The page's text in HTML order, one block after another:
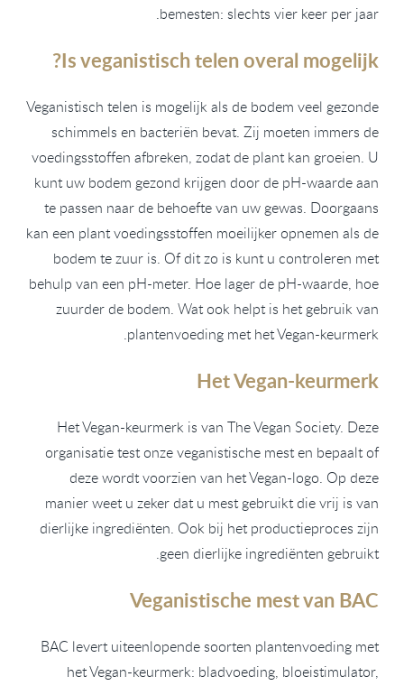
bemesten: slechts vier keer per jaar.
Is veganistisch telen overal mogelijk?
Veganistisch telen is mogelijk als de bodem veel gezonde
schimmels en bacteriën bevat. Zij moeten immers de
voedingsstoffen afbreken, zodat de plant kan groeien. U
kunt uw bodem gezond krijgen door de pH-waarde aan
te passen naar de behoefte van uw gewas. Doorgaans
kan een plant voedingsstoffen moeilijker opnemen als de
bodem te zuur is. Of dit zo is kunt u controleren met
behulp van een pH-meter. Hoe lager de pH-waarde, hoe
zuurder de bodem. Wat ook helpt is het gebruik van
plantenvoeding met het Vegan-keurmerk.
Het Vegan-keurmerk
Het Vegan-keurmerk is van The Vegan Society. Deze
organisatie test onze veganistische mest en bepaalt of
deze wordt voorzien van het Vegan-logo. Op deze
manier weet u zeker dat u mest gebruikt die vrij is van
dierlijke ingrediënten. Ook bij het productieproces zijn
geen dierlijke ingrediënten gebruikt.
Veganistische mest van BAC
BAC levert uiteenlopende soorten plantenvoeding met
het Vegan-keurmerk: bladvoeding, bloeistimulator,